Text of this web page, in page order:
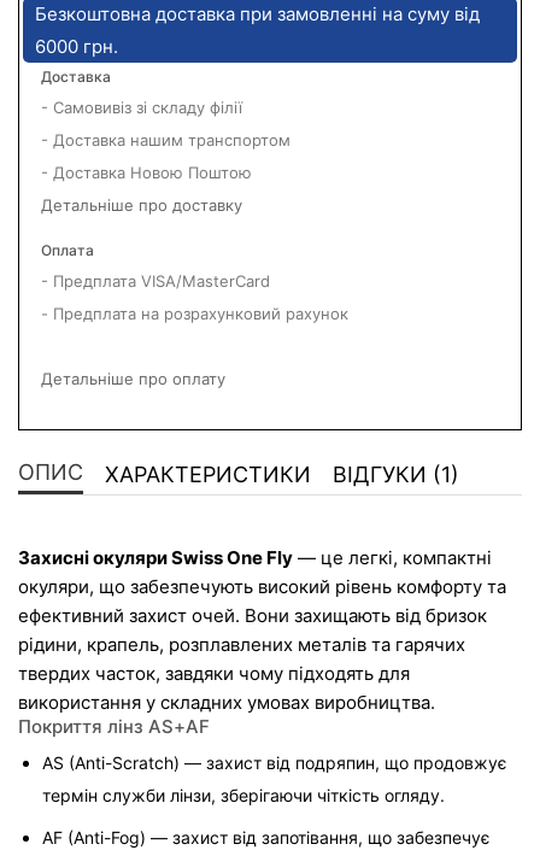
Безкоштовна доставка при замовленні на суму від
6000 грн.
Доставка
- Самовивіз зі складу філії
- Доставка нашим транспортом
- Доставка Новою Поштою
Детальніше про доставку
Оплата
- Предплата VISA/MasterCard
- Предплата на розрахунковий рахунок
Детальніше про оплату
ОПИС ХАРАКТЕРИСТИКИ ВІДГУКИ (1)
Захисні окуляри Swiss One Fly — це легкі, компактні
окуляри, що забезпечують високий рівень комфорту та
ефективний захист очей. Вони захищають від бризок
рідини, крапель, розплавлених металів та гарячих
твердих часток, завдяки чому підходять для
використання у складних умовах виробництва.
Покриття лінз AS+AF
AS (Anti-Scratch) — захист від подряпин, що продовжує
термін служби лінзи, зберігаючи чіткість огляду.
AF (Anti-Fog) — захист від запотівання, що забезпечує